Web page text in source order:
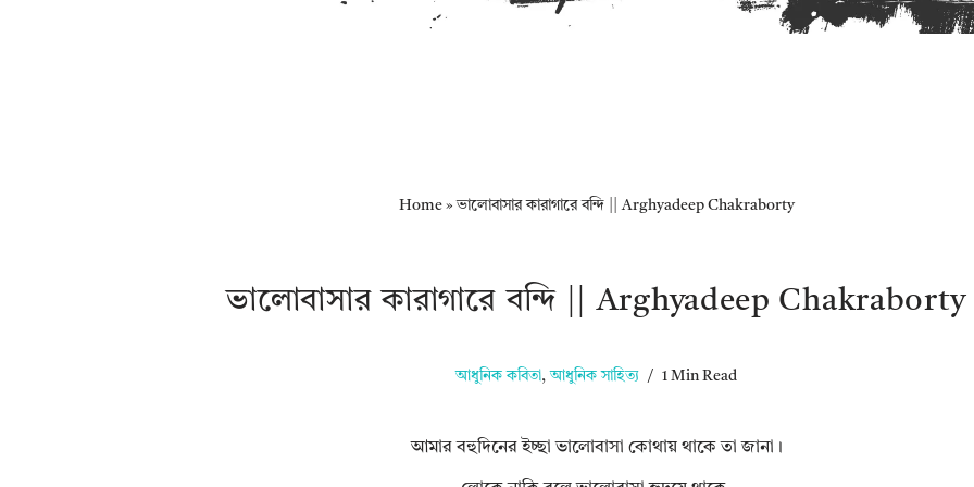
Home»ভালোবাসার কারাগারে বন্দি || Arghyadeep Chakraborty
ভালোবাসার কারাগারে বন্দি || Arghyadeep Chakraborty
আধুনিক কবিতা,আধুনিক সাহিত্য 1 Min Read
আমার বহুদিনের ইচ্ছা ভালোবাসা কোথায় থাকে তা জানা।